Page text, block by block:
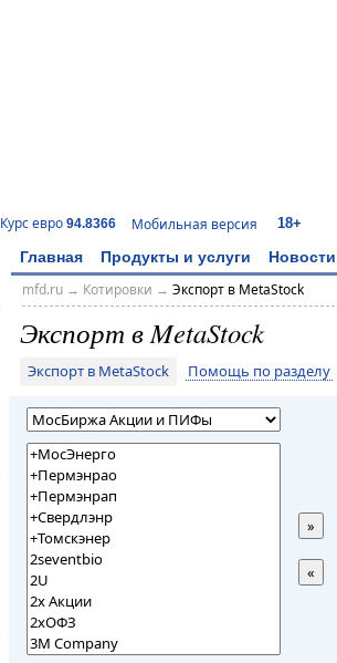
Курс евро 94.8366 Мобильная версия 18+
Главная Продукты и услуги Новости
mfd.ru→ Котировки → Экспорт в MetaStock
Экспорт в MetaStock
Экспорт в MetaStock Помощь по разделу
»
«